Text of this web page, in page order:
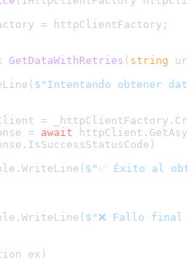
= httpClientFactory;
GetDataWithRetries ( string url
$"Intentando obtener
=
= await
$"✅ Éxito al
$"❌ Fallo final
ex)